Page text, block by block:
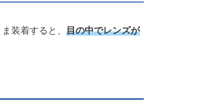
装着すると、 目の中でレンズが